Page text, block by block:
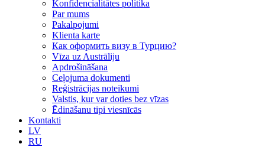
Konfidencialitātes politika
Par mums
Рakalpojumi
Klienta karte
Как оформить визу в Турцию?
Vīza uz Austrāliju
Apdrošināšana
Ceļojuma dokumenti
Reģistrācijas noteikumi
Valstis, kur var doties bez vīzas
Ēdināšanu tipi viesnīcās
Kontakti
LV
RU